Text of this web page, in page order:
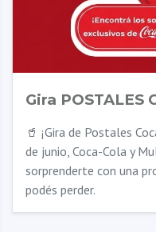
Gira POSTALES
🥤 ¡Gira de Postales
de junio, Coca-Cola y
sorprenderte con una
podés perder.